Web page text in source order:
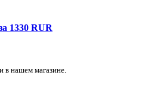
1330 RUR
в нашем магазине.